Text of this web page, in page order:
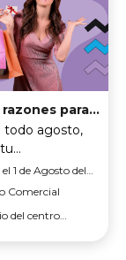
200 mil razones para sonreír
todo agosto,
el 1 de Agosto del
del 2026
Comercial
del centro